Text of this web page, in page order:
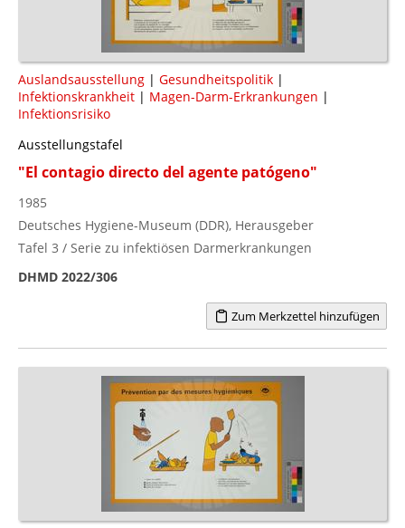
Auslandsausstellung | Gesundheitspolitik |
Infektionskrankheit | Magen-Darm-Erkrankungen |
Infektionsrisiko
Ausstellungstafel
"El contagio directo del agente patógeno"
1985
Deutsches Hygiene-Museum (DDR), Herausgeber
Tafel 3 / Serie zu infektiösen Darmerkrankungen
DHMD 2022/306
Zum Merkzettel hinzufügen